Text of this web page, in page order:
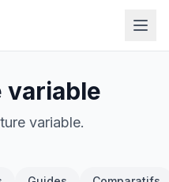
variable
variable.